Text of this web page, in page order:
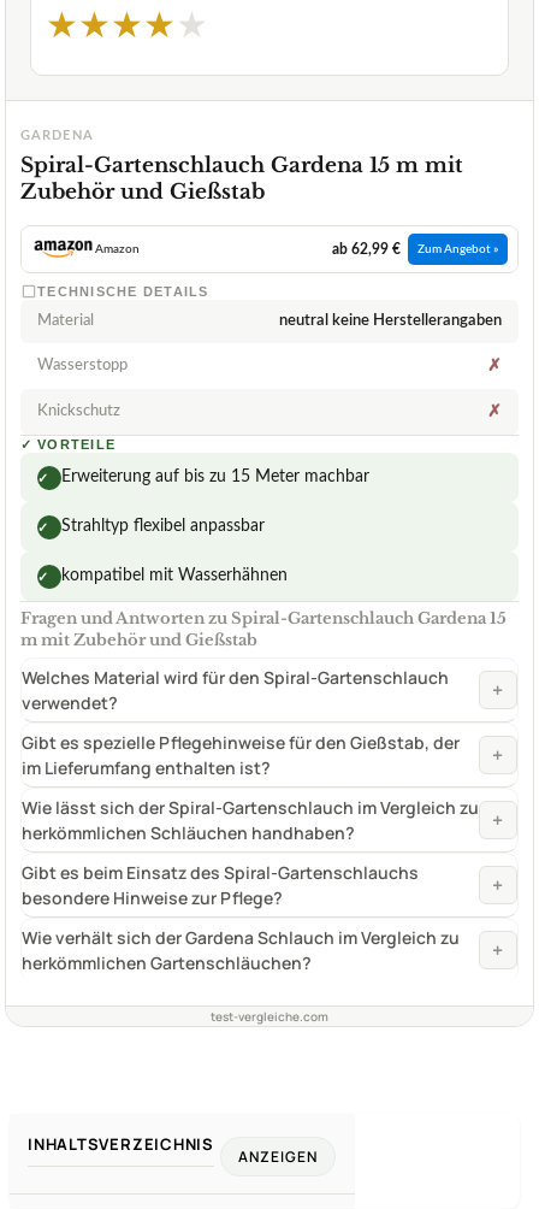
★★★★★
GARDENA
Spiral-Gartenschlauch Gardena 15 m mit
Zubehör und Gießstab
Amazon ab 62,99 € Zum Angebot »
TECHNISCHE DETAILS
Material neutral keine Herstellerangaben
Wasserstopp ✗
Knickschutz ✗
✓ VORTEILE
✓ Erweiterung auf bis zu 15 Meter machbar
✓ Strahltyp flexibel anpassbar
✓ kompatibel mit Wasserhähnen
Fragen und Antworten zu Spiral-Gartenschlauch Gardena 15
m mit Zubehör und Gießstab
Welches Material wird für den Spiral-Gartenschlauch
verwendet?
+
Gibt es spezielle Pflegehinweise für den Gießstab, der
im Lieferumfang enthalten ist?
+
Wie lässt sich der Spiral-Gartenschlauch im Vergleich zu
herkömmlichen Schläuchen handhaben?
+
Gibt es beim Einsatz des Spiral-Gartenschlauchs
besondere Hinweise zur Pflege?
+
Wie verhält sich der Gardena Schlauch im Vergleich zu
herkömmlichen Gartenschläuchen?
+
test-vergleiche.com
INHALTSVERZEICHNIS
ANZEIGEN